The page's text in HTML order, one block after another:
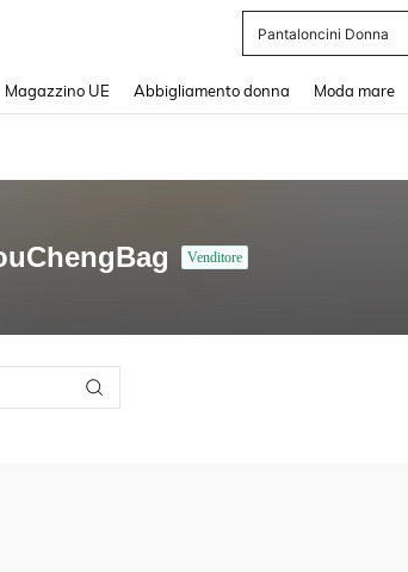
Pantaloncini Donna
Magazzino UE Abbigliamento donna Moda mare
Venditore